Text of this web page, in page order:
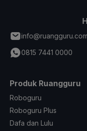
info@ruangguru.com
0815 7441 0000
Produk Ruangguru
Roboguru
Roboguru Plus
Dafa dan Lulu